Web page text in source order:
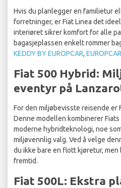
Hvis du planlegger en familietur
forretninger, er Fiat Linea det
interiøret sikrer komfort for alle
bagasjeplassen enkelt rommer
KEDDY BY EUROPCAR, EUROPCAR
Fiat 500 Hybrid:
eventyr på
For den miljøbevisste reisende er
Denne modellen kombinerer
moderne hybridteknologi, noe
miljøvennlig valg. Ved å velge
du ikke bare en flott kjøretur,
fremtid.
Fiat 500L: Ekstra